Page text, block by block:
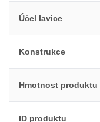
Účel lavice
Konstrukce
Hmotnost produktu
ID produktu